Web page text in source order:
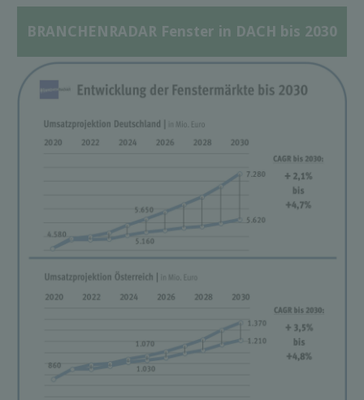
BRANCHENRADAR Fenster in DACH bis 2030